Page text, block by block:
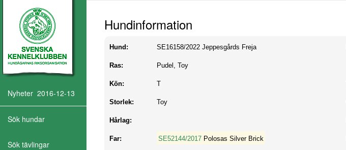
Nyheter 2016-12-13
Sök hundar
Sök tävlingar
Hundinformation
Hund: SE16158/2022 Jeppesgårds Freja
Ras: Pudel, Toy
Kön: T
Storlek: Toy
Hårlag:
Far: SE52144/2017 Polosas Silver Brick